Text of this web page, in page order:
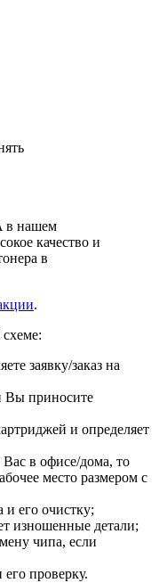
в нашем
качество и
в
.
заявку/заказ на
Вы приносите
и определяет
Вас в офисе/дома, то
место размером с
и его очистку;
изношенные детали;
чипа, если
проверку.